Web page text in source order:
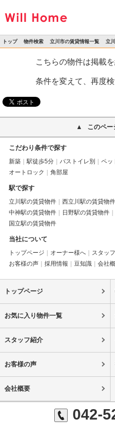
トップ 物件検索 立川市の賃貸情報一覧 立
こちらの物件は掲載
条件を変えて、再度
このペー
こだわり条件で探す
新築 駅徒歩5分 バストイレ別 ペッ
オートロック
角部屋
駅で探す
立川駅の賃貸物件 西立川駅の賃貸物件
中神駅の賃貸物件
日野駅の賃貸物件
国立駅の賃貸物件
当社について
トップページ オーナー様へ スタッ
お客様の声
採用情報 豆知識 会社
トップページ
お気に入り物件一覧
スタッフ紹介
お客様の声
会社概要
042-